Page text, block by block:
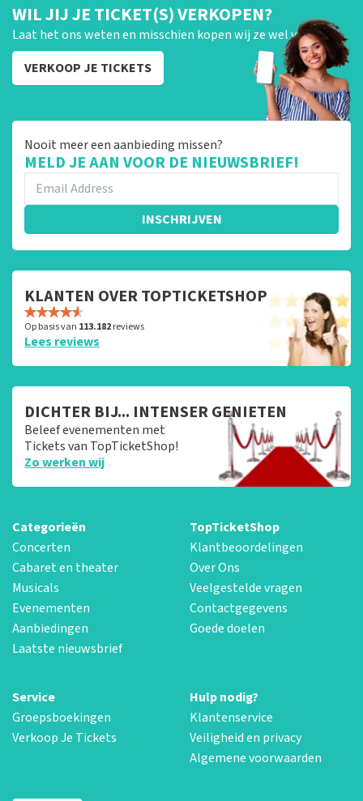
WIL JIJ JE TICKET(S) VERKOPEN?
Laat het ons weten en misschien kopen wij ze wel van je!
VERKOOP JE TICKETS
Nooit meer een aanbieding missen?
MELD JE AAN VOOR DE NIEUWSBRIEF!
INSCHRIJVEN
KLANTEN OVER TOPTICKETSHOP
Op basis van 113.182reviews
Lees reviews
DICHTER BIJ... INTENSER GENIETEN
Beleef evenementen met
Tickets van TopTicketShop!
Zo werken wij
Categorieën
Concerten
Cabaret en theater
Musicals
Evenementen
Aanbiedingen
Laatste nieuwsbrief
TopTicketShop
Klantbeoordelingen
Over Ons
Veelgestelde vragen
Contactgegevens
Goede doelen
Service
Groepsboekingen
Verkoop Je Tickets
Hulp nodig?
Klantenservice
Veiligheid en privacy
Algemene voorwaarden